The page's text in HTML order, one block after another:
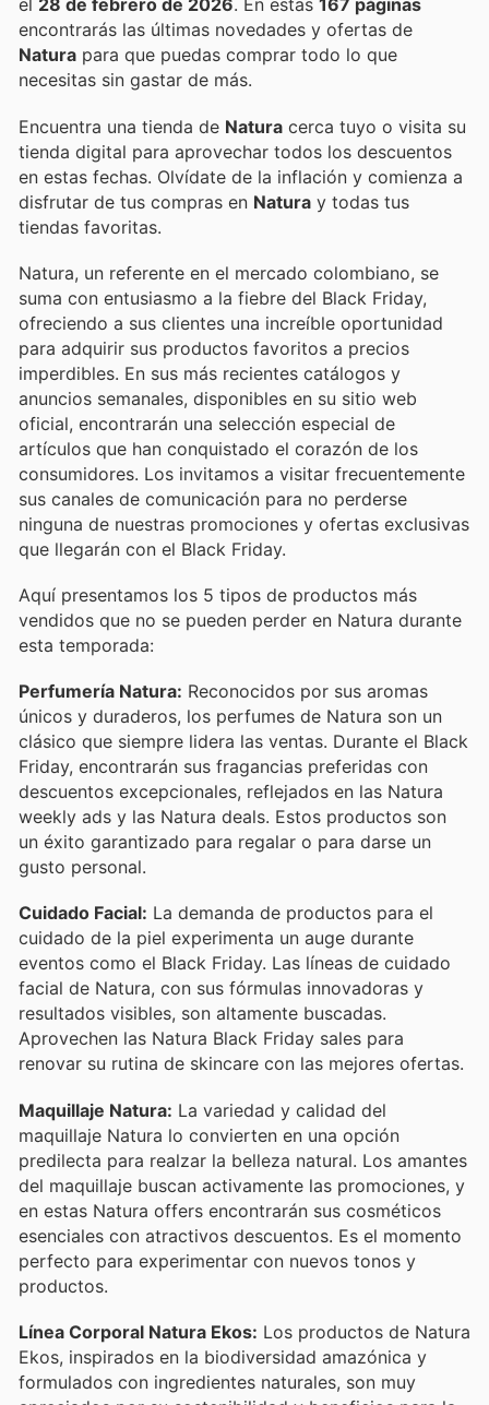
el 28 de febrero de 2026 . En estas 167 páginas
encontrarás las últimas novedades y ofertas de
Natura para que puedas comprar todo lo que
necesitas sin gastar de más.
Encuentra una tienda de Natura cerca tuyo o visita su
tienda digital para aprovechar todos los descuentos
en estas fechas. Olvídate de la inflación y comienza a
disfrutar de tus compras en Natura y todas tus
tiendas favoritas.
Natura, un referente en el mercado colombiano, se
suma con entusiasmo a la fiebre del Black Friday,
ofreciendo a sus clientes una increíble oportunidad
para adquirir sus productos favoritos a precios
imperdibles. En sus más recientes catálogos y
anuncios semanales, disponibles en su sitio web
oficial, encontrarán una selección especial de
artículos que han conquistado el corazón de los
consumidores. Los invitamos a visitar frecuentemente
sus canales de comunicación para no perderse
ninguna de nuestras promociones y ofertas exclusivas
que llegarán con el Black Friday.
Aquí presentamos los 5 tipos de productos más
vendidos que no se pueden perder en Natura durante
esta temporada:
Perfumería Natura: Reconocidos por sus aromas
únicos y duraderos, los perfumes de Natura son un
clásico que siempre lidera las ventas. Durante el Black
Friday, encontrarán sus fragancias preferidas con
descuentos excepcionales, reflejados en las Natura
weekly ads y las Natura deals. Estos productos son
un éxito garantizado para regalar o para darse un
gusto personal.
Cuidado Facial: La demanda de productos para el
cuidado de la piel experimenta un auge durante
eventos como el Black Friday. Las líneas de cuidado
facial de Natura, con sus fórmulas innovadoras y
resultados visibles, son altamente buscadas.
Aprovechen las Natura Black Friday sales para
renovar su rutina de skincare con las mejores ofertas.
Maquillaje Natura: La variedad y calidad del
maquillaje Natura lo convierten en una opción
predilecta para realzar la belleza natural. Los amantes
del maquillaje buscan activamente las promociones, y
en estas Natura offers encontrarán sus cosméticos
esenciales con atractivos descuentos. Es el momento
perfecto para experimentar con nuevos tonos y
productos.
Línea Corporal Natura Ekos: Los productos de Natura
Ekos, inspirados en la biodiversidad amazónica y
formulados con ingredientes naturales, son muy